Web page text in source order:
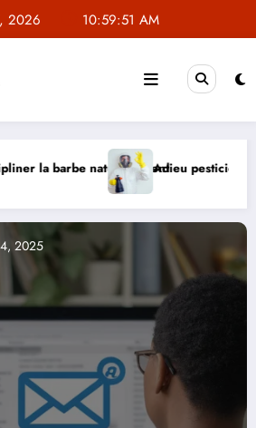
2026 10:59:53 AM
Adieu pesticides : Comment Horpi
Julien janvier 4, 2025